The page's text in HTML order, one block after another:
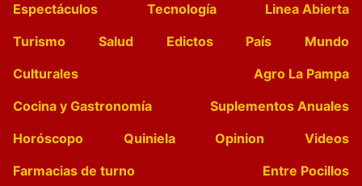
Espectáculos
Tecnología
Linea Abierta
Turismo
Salud Edictos País
Mundo
Culturales
Agro La Pampa
Cocina y Gastronomía
Suplementos Anuales
Horóscopo
Quiniela Opinion
Videos
Farmacias de turno
Entre Pocillos